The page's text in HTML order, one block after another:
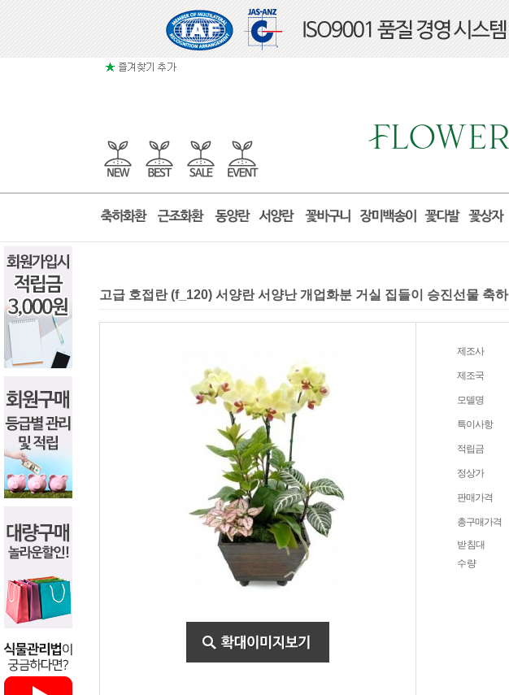
고급 호접란 (f_120) 서양란 서양난 개업화분 거실 집들이 승진선물 축하
제조사
제조국
모델명
특이사항
적립금
정상가
판매가격
총구매가격
받침대
수량